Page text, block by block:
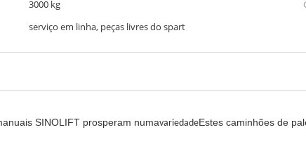
3000 kg
serviço em linha, peças livres do spart
SINOLIFT prosperam numavariedadeEstes caminhões de